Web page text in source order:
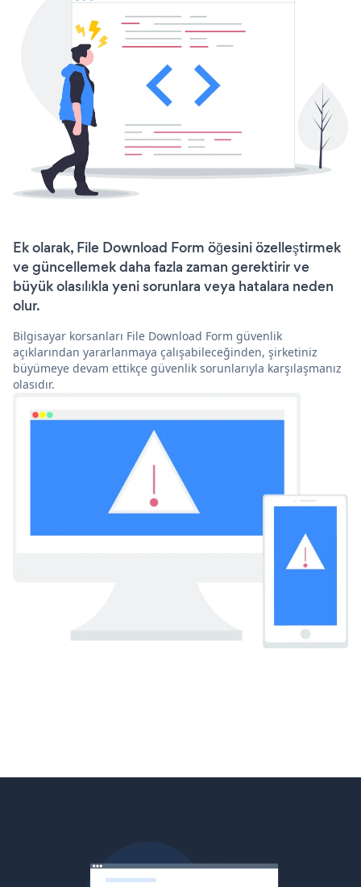
Ek olarak, File Download Form öğesini özelleştirmek
ve güncellemek daha fazla zaman gerektirir ve
büyük olasılıkla yeni sorunlara veya hatalara neden
olur.
Bilgisayar korsanları File Download Form güvenlik
açıklarından yararlanmaya çalışabileceğinden, şirketiniz
büyümeye devam ettikçe güvenlik sorunlarıyla karşılaşmanız
olasıdır.